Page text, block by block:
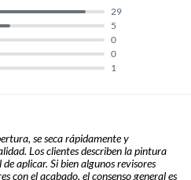
1
0
0
5
29
se seca rápidamente y
Los clientes describen la pintura
aplicar. Si bien algunos revisores
con el acabado, el consenso general es